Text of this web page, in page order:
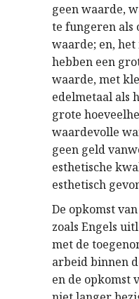
geen waarde,
te fungeren als
waarde; en,
hebben een
waarde, met
edelmetaal als
grote
waardevolle
geen geld
esthetische
esthetisch
De opkomst
zoals Engels
met de
arbeid binnen
en de opkomst